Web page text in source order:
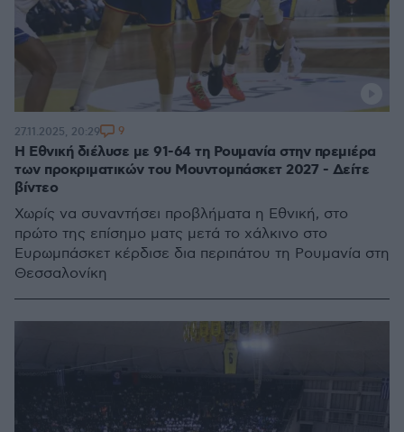
Η Εθνική διέλυσε με 91-64 τη Ρουμανία στην πρεμιέρα
των προκριματικών του Μουντομπάσκετ 2027 - Δείτε
βίντεο
Χωρίς να συναντήσει προβλήματα η Εθνική, στο
πρώτο της επίσημο ματς μετά το χάλκινο στο
Ευρωμπάσκετ κέρδισε δια περιπάτου τη Ρουμανία στη
Θεσσαλονίκη
27.11.2025, 20:29 9